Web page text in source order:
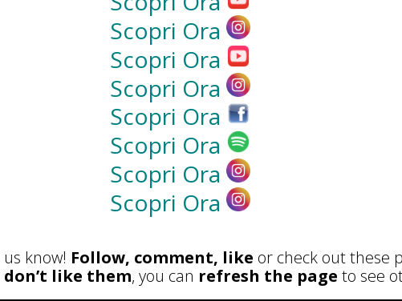
Scopri Ora
Scopri Ora
Scopri Ora
Scopri Ora
Scopri Ora
Scopri Ora
Scopri Ora
know! Follow, comment, like or check out these
like them, you can refresh the page to see